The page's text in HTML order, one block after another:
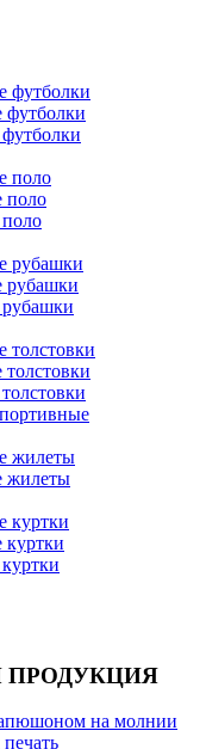
футболки
футболки
поло
поло
рубашки
рубашки
рубашки
толстовки
жилеты
жилеты
куртки
куртки
ПРОДУКЦИЯ
на молнии